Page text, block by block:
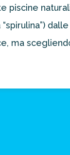
piscine
ma